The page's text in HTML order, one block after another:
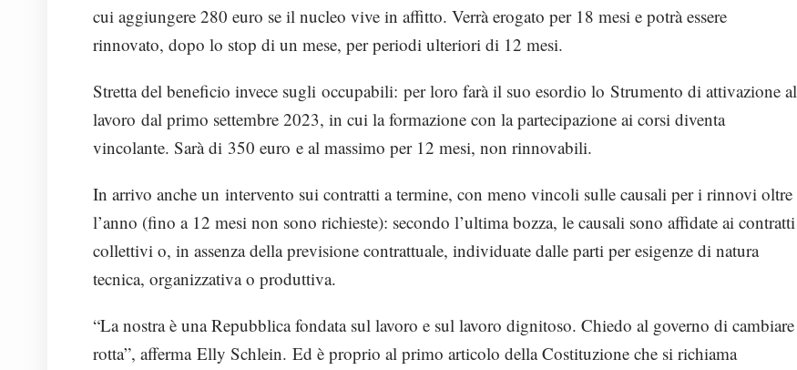
cui aggiungere 280 euro se il nucleo vive in affitto. Verrà erogato per 18 mesi e potrà essere
rinnovato, dopo lo stop di un mese, per periodi ulteriori di 12 mesi.
Stretta del beneficio invece sugli occupabili: per loro farà il suo esordio lo Strumento di attivazione al
lavoro dal primo settembre 2023, in cui la formazione con la partecipazione ai corsi diventa
vincolante. Sarà di 350 euro e al massimo per 12 mesi, non rinnovabili.
In arrivo anche un intervento sui contratti a termine, con meno vincoli sulle causali per i rinnovi oltre
l’anno (fino a 12 mesi non sono richieste): secondo l’ultima bozza, le causali sono affidate ai contratti
collettivi o, in assenza della previsione contrattuale, individuate dalle parti per esigenze di natura
tecnica, organizzativa o produttiva.
“La nostra è una Repubblica fondata sul lavoro e sul lavoro dignitoso. Chiedo al governo di cambiare
rotta”, afferma Elly Schlein. Ed è proprio al primo articolo della Costituzione che si richiama